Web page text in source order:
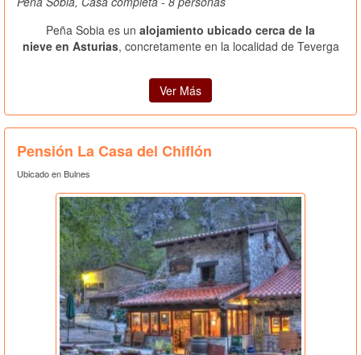
Peña Sobia es un alojamiento ubicado cerca de la
nieve en Asturias, concretamente en la localidad de Teverga
Ver Más
Pensión La Casa del Chiflón
Ubicado en Bulnes